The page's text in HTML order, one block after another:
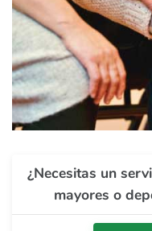
¿Necesitas un
mayores o